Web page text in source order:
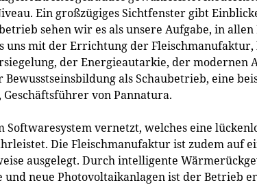
Ein großzügiges Sichtfenster gibt
sehen wir es als unsere Aufgabe, in
uns mit der Errichtung der
der Energieautarkie, der modernen
als Schaubetrieb, eine
von Pannatura.
vernetzt, welches eine
Die Fleischmanufaktur ist zudem auf
ausgelegt. Durch intelligente
neue Photovoltaikanlagen ist der Betrieb